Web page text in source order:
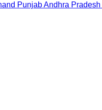
PunjabAndhra Pradesh